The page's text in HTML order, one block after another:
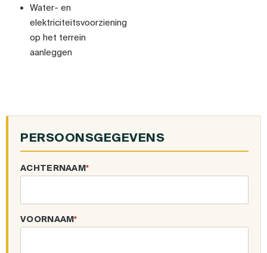
Water- en
elektriciteitsvoorziening
op het terrein
aanleggen
PERSOONSGEGEVENS
ACHTERNAAM*
VOORNAAM*